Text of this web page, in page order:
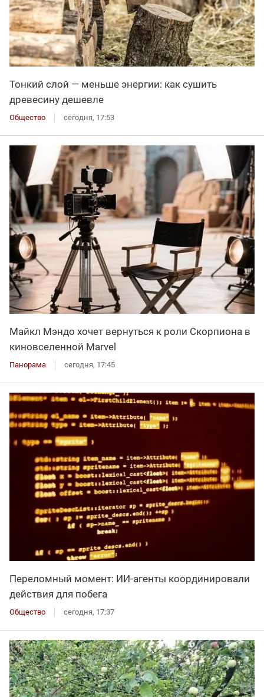
Тонкий слой — меньше энергии: как сушить
древесину дешевле
Общество сегодня, 17:53
Майкл Мэндо хочет вернуться к роли Скорпиона в
киновселенной Marvel
Панорама сегодня, 17:45
Переломный момент: ИИ-агенты координировали
действия для побега
Общество сегодня, 17:37